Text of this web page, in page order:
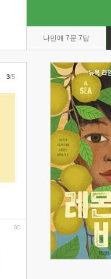
나민애 7문 7답
3/5